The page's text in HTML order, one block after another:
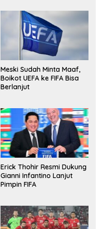
Meski Sudah Minta Maaf,
Boikot UEFA ke FIFA Bisa
Berlanjut
Erick Thohir Resmi Dukung
Gianni Infantino Lanjut
Pimpin FIFA